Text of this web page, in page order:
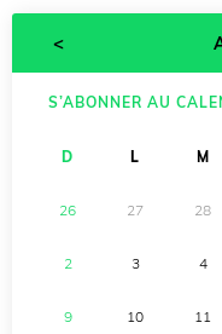
<
S’ABONNER AU
D L M
26 27 28
2 3 4
9 10 11